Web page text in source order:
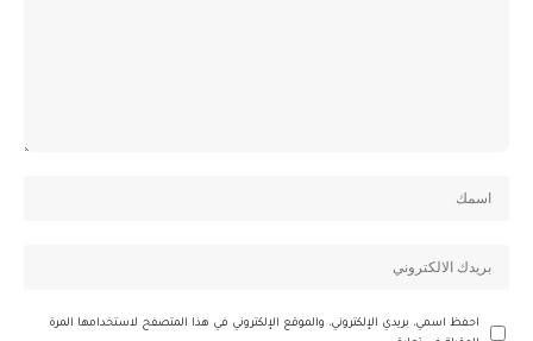
احفظ اسمي، بريدي الإلكتروني، والموقع الإلكتروني في هذا المتصفح لاستخدامها المرة